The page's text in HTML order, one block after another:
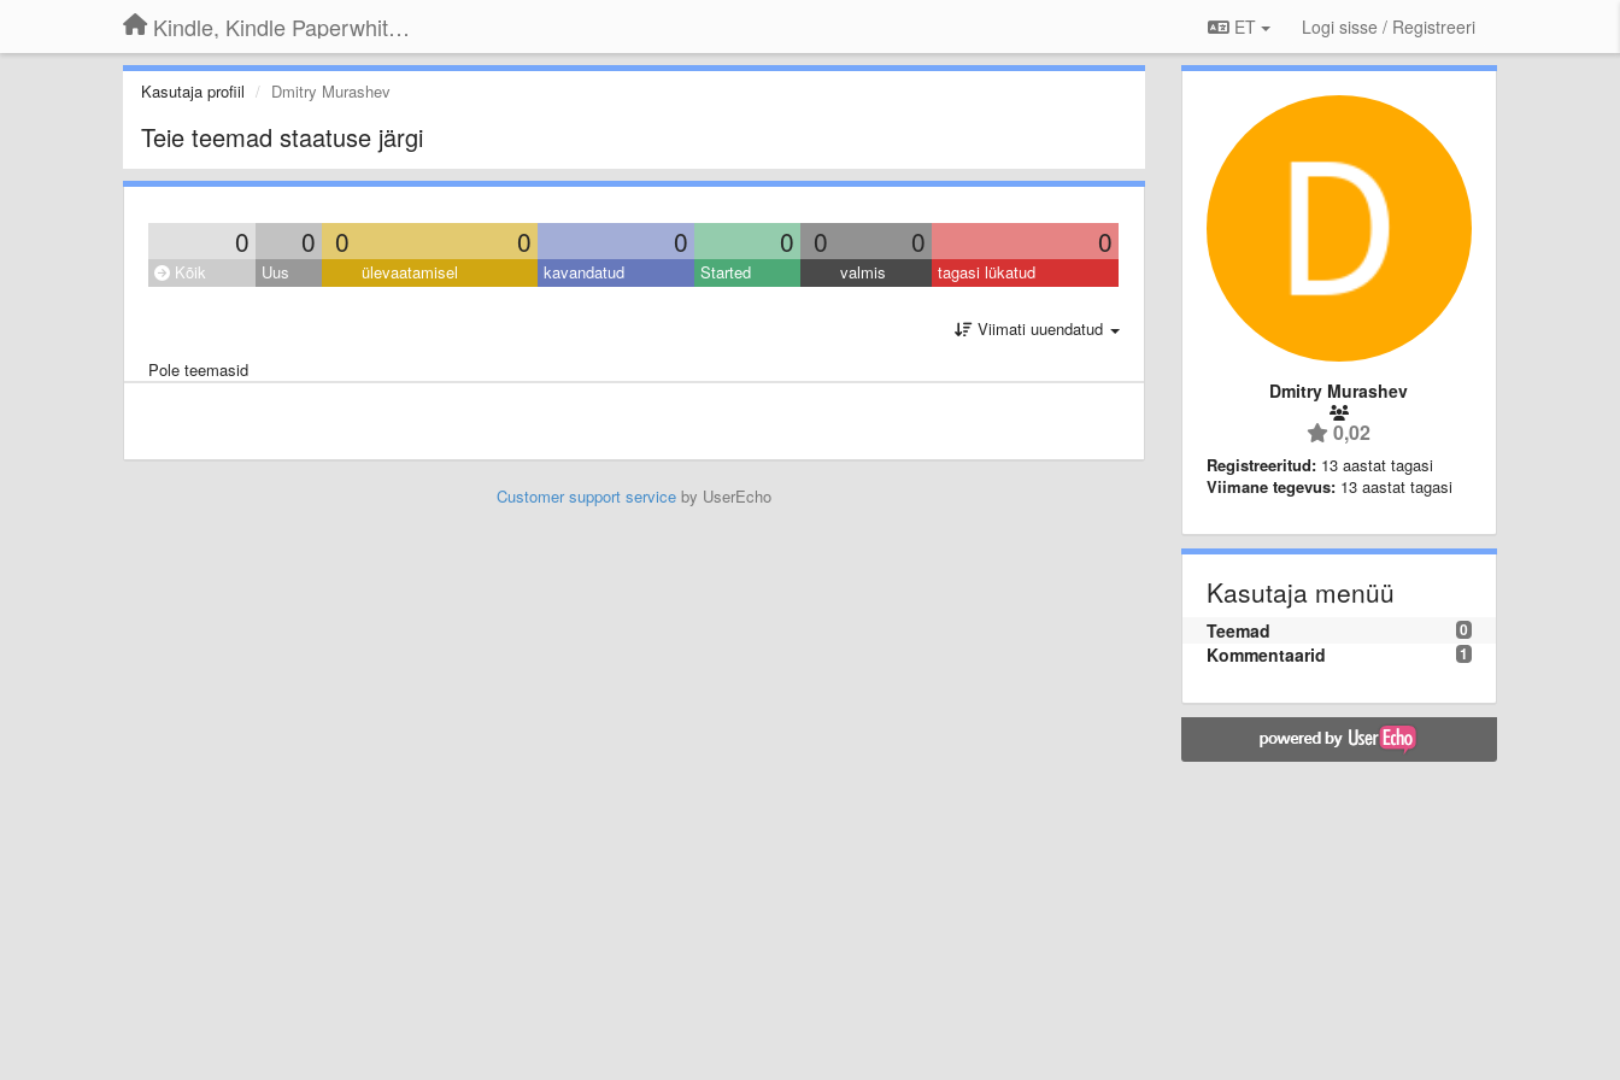
Kindle, Kindle Paperwhite, Kindle Voyage ET Logi sisse / Registreeri
Kasutaja profiil Dmitry Murashev
Teie teemad staatuse järgi
0 0 0 0 0 0 0 0 0
Kõik Uus ülevaatamisel kavandatud Started valmis tagasi lükatud
Viimati uuendatud
Pole teemasid
Customer support serviceby UserEcho
Dmitry Murashev
0,02
Registreeritud: 13 aastat tagasi
Viimane tegevus: 13 aastat tagasi
Kasutaja menüü
0
Teemad
1
Kommentaarid